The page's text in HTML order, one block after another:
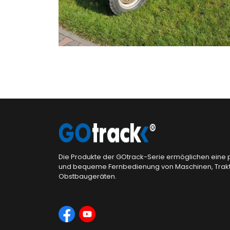
Die Produkte der GOtrack-Serie ermöglichen eine
und bequeme Fernbedienung von Maschinen,
Obstbaugeräten.